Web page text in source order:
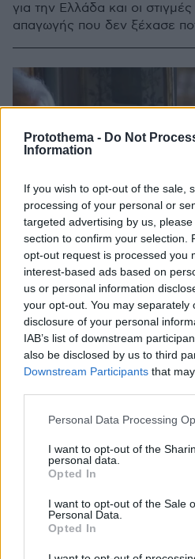
Protothema - Do Not
Information
If you wish to opt-out of the sale,
processing of your personal or
targeted advertising by us,
section to confirm your selection.
opt-out request is processed you
interest-based ads based on
us or personal information
your opt-out. You may separately
disclosure of your personal
IAB’s list of downstream
also be disclosed by us to third
Downstream Participants that
Please note that this website/app
not limited to your visit or usage
grant or deny consent to Google
use your data for below specified
consent section.
Personal Data Processing
I want to opt-out of the
personal data.
Opted In
I want to opt-out of the Sale
Personal Data.
Opted In
για την Ελλάδα και οι
απαγωγής που δεν ξέχασε
κόκκινο χαλί και τις διάσημες
Ο θάνατος της 93χρονης
κοσμημάτων Bvlgari, έφερε
συναρπαστική ιστορία μιας
25.05.2020, 22:08 17